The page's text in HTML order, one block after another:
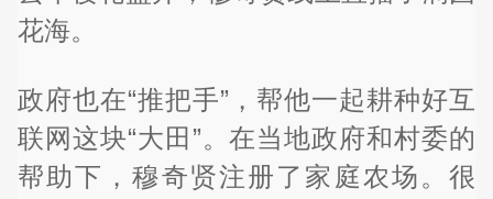
花海。
政府也在“推把手”，帮他一起耕种好互
联网这块“大田”。在当地政府和村委的
帮助下，穆奇贤注册了家庭农场。很